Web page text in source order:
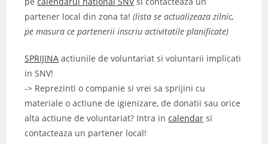
partener local din zona ta!(lista se actualizeaza zilnic,
pe masura ce partenerii inscriu activitatile planificate)
SPRIJINA actiunile de voluntariat si voluntarii implicati
in SNV!
-> Reprezinti o companie si vrei sa sprijini cu
materiale o actiune de igienizare, de donatii sau orice
alta actiune de voluntariat? Intra incalendar si
contacteaza un partener local!